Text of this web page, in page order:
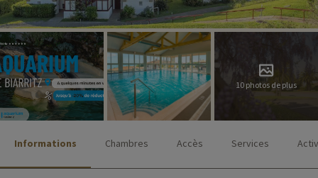
10 photos de plus
Informations Chambres Accès Services